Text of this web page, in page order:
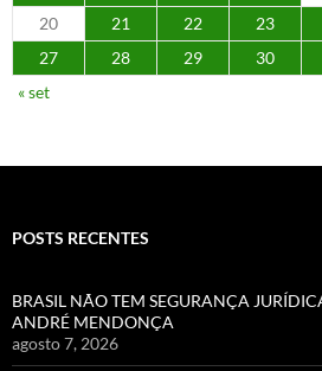
20
21 22 23
27
28 29 30
« set
POSTS RECENTES
BRASIL NÃO TEM SEGURANÇA
ANDRÉ MENDONÇA
agosto 7, 2026